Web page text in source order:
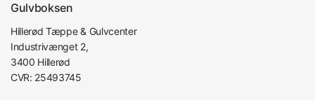
Gulvboksen
Hillerød Tæppe & Gulvcenter
Industrivænget 2,
3400 Hillerød
CVR: 25493745